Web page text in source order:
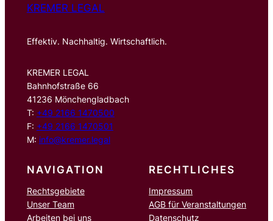
KREMER LEGAL
Effektiv. Nachhaltig. Wirtschaftlich.
KREMER LEGAL
Bahnhofstraße 66
41236 Mönchengladbach
T: +49 2166 1470500
F: +49 2166 1470501
M: info@kremer.legal
NAVIGATION
Rechtsgebiete
Unser Team
Arbeiten bei uns
RECHTLICHES
Impressum
AGB für Veranstaltungen
Datenschutz